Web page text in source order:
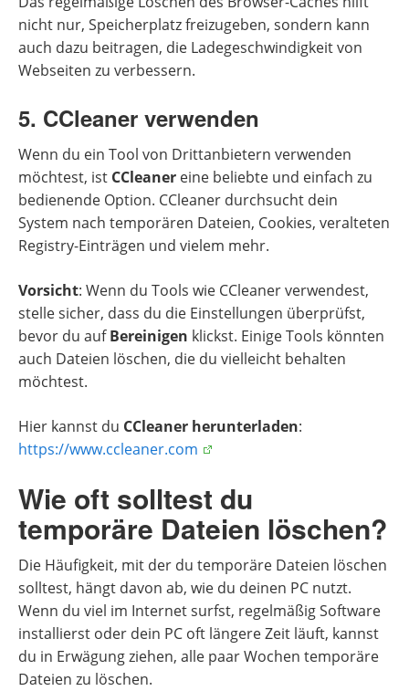
nicht nur, Speicherplatz freizugeben, sondern kann
auch dazu beitragen, die Ladegeschwindigkeit von
Webseiten zu verbessern.
5. CCleaner verwenden
Wenn du ein Tool von Drittanbietern verwenden
möchtest, ist CCleaner eine beliebte und einfach zu
bedienende Option. CCleaner durchsucht dein
System nach temporären Dateien, Cookies, veralteten
Registry-Einträgen und vielem mehr.
Vorsicht: Wenn du Tools wie CCleaner verwendest,
stelle sicher, dass du die Einstellungen überprüfst,
bevor du aufBereinigen klickst. Einige Tools könnten
auch Dateien löschen, die du vielleicht behalten
möchtest.
Hier kannst du CCleaner herunterladen:
https://www.ccleaner.com
Wie oft solltest du
temporäre Dateien löschen?
Die Häufigkeit, mit der du temporäre Dateien löschen
solltest, hängt davon ab, wie du deinen PC nutzt.
Wenn du viel im Internet surfst, regelmäßig Software
installierst oder dein PC oft längere Zeit läuft, kannst
du in Erwägung ziehen, alle paar Wochen temporäre
Dateien zu löschen.